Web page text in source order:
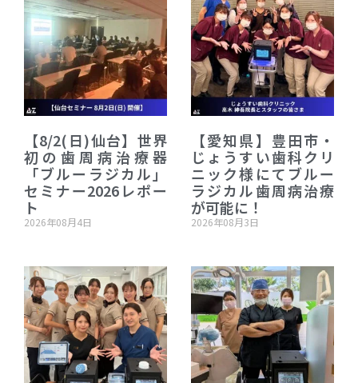
【8/2(日)仙台】世界
初の歯周病治療器
「ブルーラジカル」
セミナー2026レポー
ト
2026年08月4日
【愛知県】豊田市・
じょうすい歯科クリ
ニック様にてブルー
ラジカル歯周病治療
が可能に！
2026年08月3日